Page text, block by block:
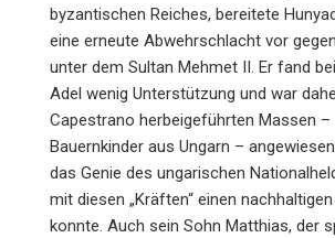
byzantischen Reiches, bereitete
eine erneute Abwehrschlacht vor
unter dem Sultan Mehmet II. Er fand
Adel wenig Unterstützung und war
Capestrano herbeigeführten Massen –
Bauernkinder aus Ungarn –
das Genie des ungarischen
mit diesen „Kräften“ einen
konnte. Auch sein Sohn Matthias, der